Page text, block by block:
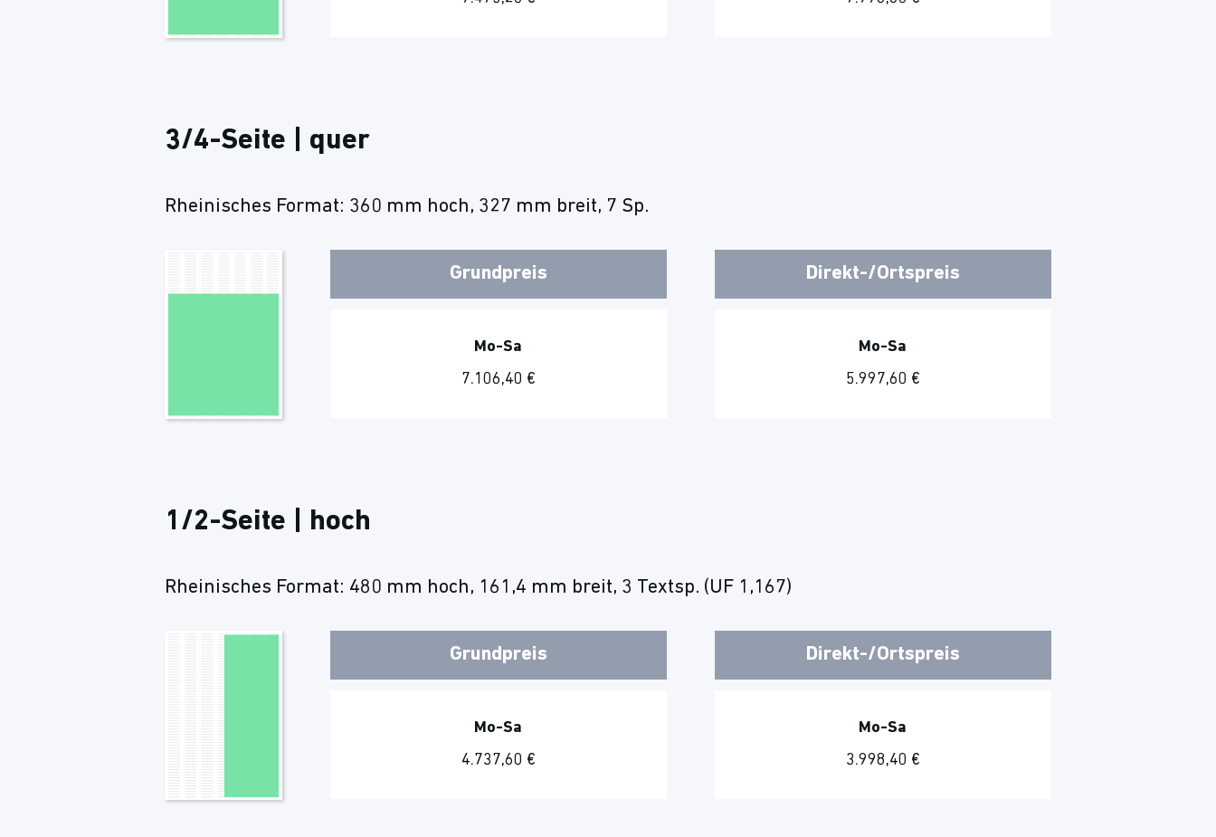
3/4-Seite | quer
Rheinisches Format: 360 mm hoch, 327 mm breit, 7 Sp.
Grundpreis
Mo-Sa
7.106,40 €
Direkt-/Ortspreis
Mo-Sa
5.997,60 €
1/2-Seite | hoch
Rheinisches Format: 480 mm hoch, 161,4 mm breit, 3 Textsp. (UF 1,167)
Grundpreis
Mo-Sa
4.737,60 €
Direkt-/Ortspreis
Mo-Sa
3.998,40 €